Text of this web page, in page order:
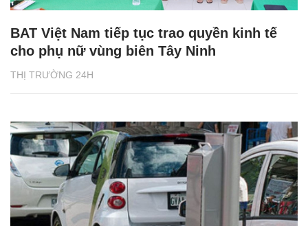
THỊ TRƯỜNG 24H
BAT Việt Nam tiếp tục trao quyền kinh tế
cho phụ nữ vùng biên Tây Ninh